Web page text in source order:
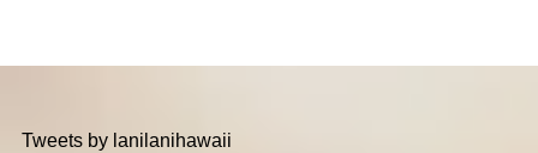
Tweets by lanilanihawaii